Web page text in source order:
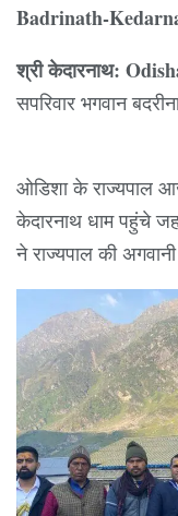
Badrinath-
श्री केदारनाथ:
सपरिवार भगवान
ओडिशा के राज्यपाल
केदारनाथ धाम पहुंचे
ने राज्यपाल की